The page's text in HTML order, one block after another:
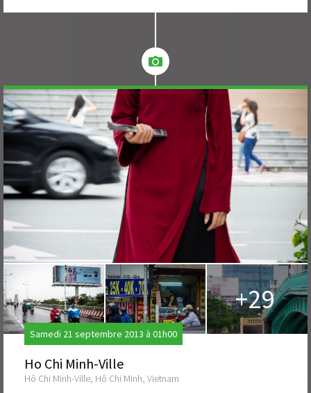
+29
Samedi 21 septembre 2013 à 01h00
Ho Chi Minh-Ville
Hô Chi Minh-Ville, Hô Chi Minh, Vietnam